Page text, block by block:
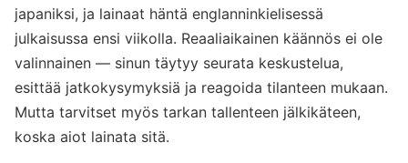
japaniksi, ja lainaat häntä englanninkielisessä
julkaisussa ensi viikolla. Reaaliaikainen käännös ei ole
valinnainen — sinun täytyy seurata keskustelua,
esittää jatkokysymyksiä ja reagoida tilanteen mukaan.
Mutta tarvitset myös tarkan tallenteen jälkikäteen,
koska aiot lainata sitä.